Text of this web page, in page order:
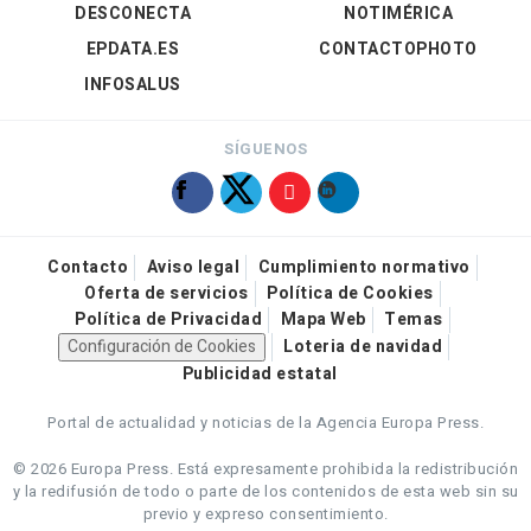
DESCONECTA
EPDATA.ES
INFOSALUS
NOTIMÉRICA
CONTACTOPHOTO
SÍGUENOS
Contacto Aviso legal
Cumplimiento normativo
Oferta de servicios
Política de Cookies
Política de Privacidad
Mapa Web
Temas
Configuración de Cookies
Loteria de navidad
Publicidad estatal
Portal de actualidad y noticias de la Agencia Europa Press.
© 2026 Europa Press. Está expresamente prohibida la redistribución
y la redifusión de todo o parte de los contenidos de esta web sin su
previo y expreso consentimiento.